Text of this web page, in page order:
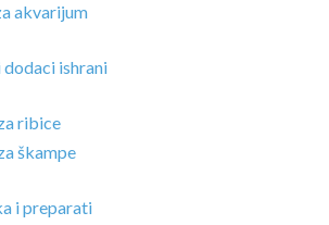
akvarijum
dodaci ishrani
ribice
škampe
i preparati